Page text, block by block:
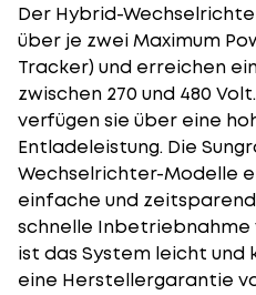
Der Hybrid-
über je zwei Maximum
Tracker) und erreichen
zwischen 270 und 480
verfügen sie über eine
Entladeleistung. Die
Wechselrichter-Modelle
einfache und
schnelle Inbetriebnahme
ist das System leicht
eine Herstellergarantie